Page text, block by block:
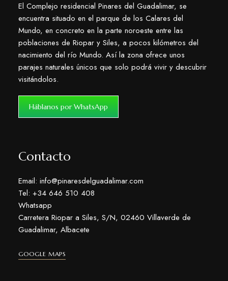
El Complejo residencial Pinares del Guadalimar, se
encuentra situado en el parque de los Calares del
Mundo, en concreto en la parte noroeste entre las
poblaciones de Riopar y Siles, a pocos kilómetros del
nacimiento del río Mundo. Así la zona ofrece unos
parajes naturales únicos que solo podrá vivir y descubrir
visitándolos.
Háblanos por WhatsApp
Contacto
Email: info@pinaresdelguadalimar.com
Tel: +34 646 510 408
Whatsapp
Carretera Riopar a Siles, S/N, 02460 Villaverde de
Guadalimar, Albacete
GOOGLE MAPS